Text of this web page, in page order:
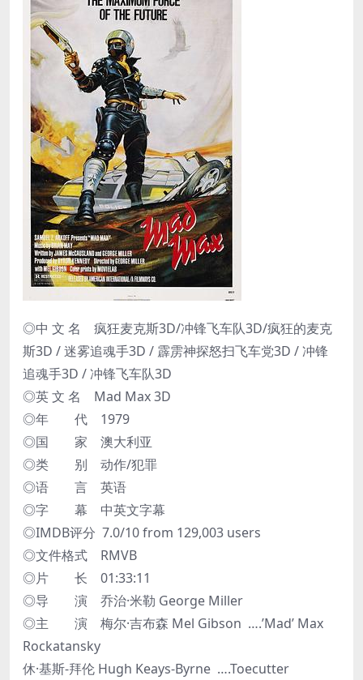
◎中 文 名 疯狂麦克斯3D/冲锋飞车队3D/疯狂的麦克
斯3D / 迷雾追魂手3D / 霹雳神探怒扫飞车党3D / 冲锋
追魂手3D / 冲锋飞车队3D
◎英 文 名 Mad Max 3D
◎年 代 1979
◎国 家 澳大利亚
◎类 别 动作/犯罪
◎语 言 英语
◎字 幕 中英文字幕
◎IMDB评分 7.0/10 from 129,003 users
◎文件格式 RMVB
◎片 长 01:33:11
◎导 演 乔治·米勒 George Miller
◎主 演 梅尔·吉布森 Mel Gibson ….’Mad’ Max
Rockatansky
休·基斯-拜伦 Hugh Keays-Byrne ….Toecutter